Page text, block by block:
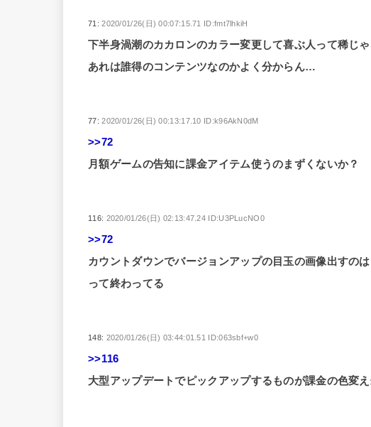
71:2020/01/26(日) 00:07:15.71 ID:fmt7lhkiH
下半身渦潮のカカロンのカラー変更して喜ぶ人って稀じゃ
あれは誰得のコンテンツなのかよく分からん…
77:2020/01/26(日) 00:13:17.10 ID:k96AkN0dM
>>72
月額ゲームの告知に課金アイテム使うのまずくないか？
116: 2020/01/26(日) 02:13:47.24 ID:U3PLucNO0
>>72
カウントダウンでバージョンアップの目玉の画像出すの
って終わってる
148: 2020/01/26(日) 03:44:01.51 ID:063sbf+w0
>>116
大型アップデートでピックアップするものが課金の色変